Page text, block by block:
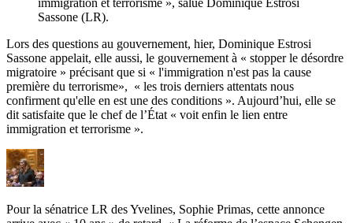
Sassone (LR).
Lors des questions au gouvernement, hier, Dominique Estrosi
Sassone appelait, elle aussi, le gouvernement à « stopper le désordre
migratoire » précisant que si « l'immigration n'est pas la cause
première du terrorisme», « les trois derniers attentats nous
confirment qu'elle en est une des conditions ». Aujourd’hui, elle se
dit satisfaite que le chef de l’État « voit enfin le lien entre
immigration et terrorisme ».
Pour la sénatrice LR des Yvelines, Sophie Primas, cette annonce